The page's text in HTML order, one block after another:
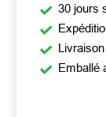
30 jours
Emballé